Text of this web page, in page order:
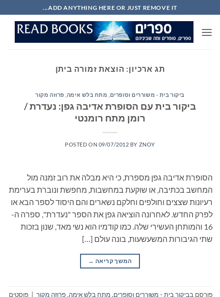
to
content
ADD ANYTHING HERE OR JUST REMOVE IT...
תג ארכיון: הוצאת זמורה ביתן
ביקור בית - משוררים וסופרים מתח בלש אימה פרוזה מקור
ביקור בית עם הסופרת אדיבה גפן: נעדרת /
רומן מתח רומנטי
POSTED ON 09/07/2012 BY ZNOY
הסופרת אדיבה גפן מספרת, כי היא מבלה את רוב זמנה מול
המחשב בכתיבה, או שוקעת במחשבות, מחפשת ונוברת בערימת
רעיונות שצצים וחולפים וחלקם נשארים והם היסוד לספר הבא או
לפרק החדש. לאחרונה הוציאה גפן את הספר "נעדרת", ספרה ה-
16 והמותחן העשירי שלה. כמו קודמיו הוא נשי מאד, שנון בזכות
שתי הגיבורות המשעשעות, בונה עולם […]
המשך קריאה →
פורסם בביקור בית - משוררים וסופרים, מתח בלש אימה,פרוזה מקור
פוסטים